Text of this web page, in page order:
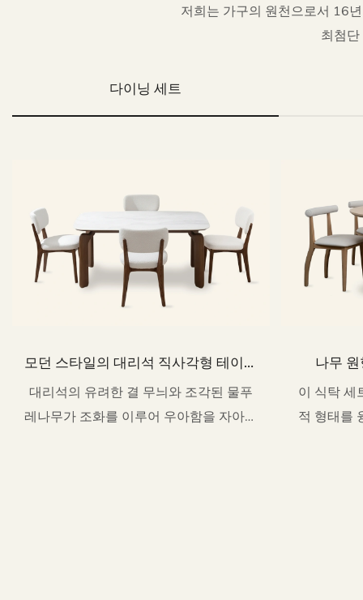
저희는 가구의 원천으로서 16
최첨
다이닝 세트
모던 스타일의 대리석 직사각형 테이블
과 의자 세트 TD1020-MY204
대리석의 유려한 결 무늬와 조각된 물푸
레나무가 조화를 이루어 우아함을 자아내
나무
이 식탁 세
적 형태를